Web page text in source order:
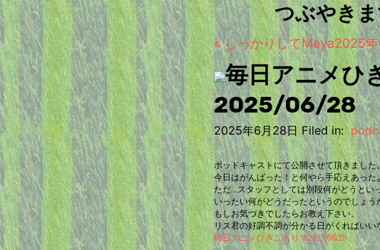
つぶやき
« しっかりしてMaya2025
毎日アニメひ
2025/06/28
2025年6月28日 Filed in:
ポッドキャストにて公開させて頂きました
今日はがんばった！と何やら手応えあった
ただ...スタッフとしては別段何がどうとい
いったい何がどうだったというのでしょう
もしお気づきでしたらお教え下さい。
リス君の好調不調が分かる日がくればいい
毎日アニメひきこもりす2025/06/28